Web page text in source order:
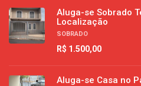
Aluga-se Sobrado
Localização
SOBRADO
R$ 1.500,00
Aluga-se Casa no